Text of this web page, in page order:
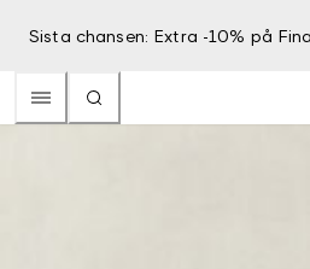
Sista chansen: Extra -10% på